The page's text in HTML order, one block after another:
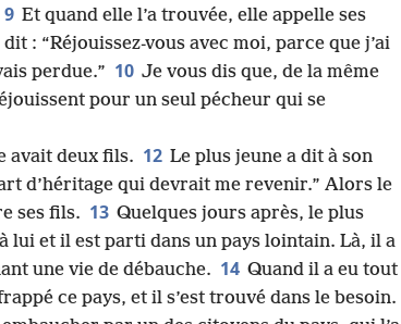
9 Et quand elle l’a trouvée, elle appelle ses
: “Réjouissez-vous avec moi, parce que j’ai
perdue.” 10 Je vous dis que, de la même
pour un seul pécheur qui se
avait deux fils. 12 Le plus jeune a dit à son
d’héritage qui devrait me revenir.” Alors le
ses fils. 13 Quelques jours après, le plus
lui et il est parti dans un pays lointain. Là, il a
une vie de débauche. 14 Quand il a eu tout
ce pays, et il s’est trouvé dans le besoin.